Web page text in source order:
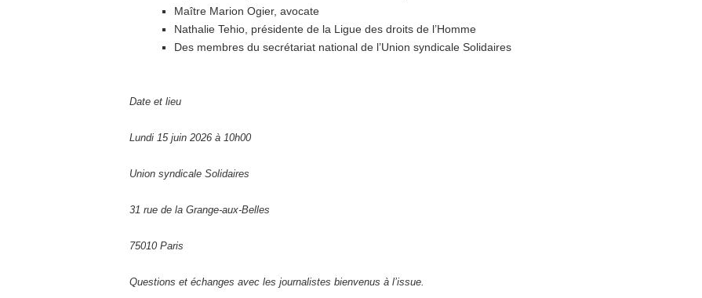
Maître Marion Ogier, avocate
Nathalie Tehio, présidente de la Ligue des droits de l’Homme
Des membres du secrétariat national de l’Union syndicale Solidaires
Date et lieu
Lundi 15 juin 2026 à 10h00
Union syndicale Solidaires
31 rue de la Grange-aux-Belles
75010 Paris
Questions et échanges avec les journalistes bienvenus à l’issue.